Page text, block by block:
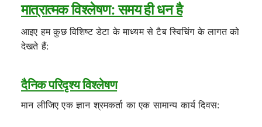
मात्रात्मक विश्लेषण: समय ही धन है
आइए हम कुछ विशिष्ट डेटा के माध्यम से टैब स्विचिंग के लागत को
देखते हैं:
दैनिक परिदृश्य विश्लेषण
मान लीजिए एक ज्ञान श्रमकर्ता का एक सामान्य कार्य दिवस: